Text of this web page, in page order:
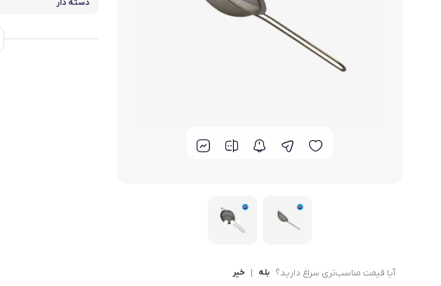
لوازم خانگی مکمل سبد آشپزخانه
تابه وک
آیا قیمت مناسب‌تری سراغ دارید؟ بله | خیر
دسته دار